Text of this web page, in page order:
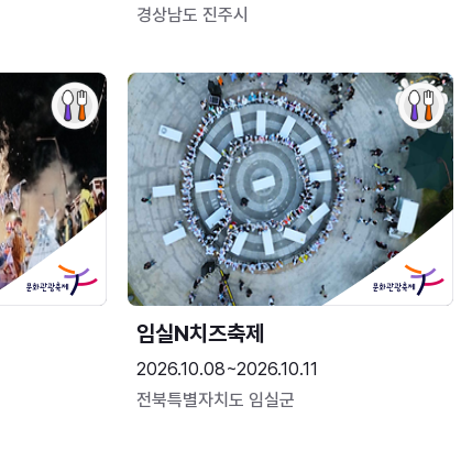
경상남도 진주시
임실N치즈축제
2026.10.08~2026.10.11
전북특별자치도 임실군